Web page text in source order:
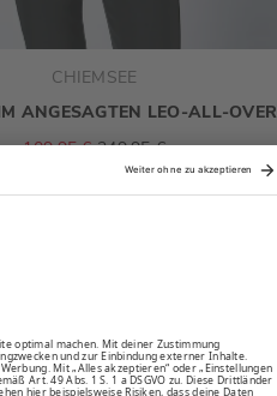
CHIEMSEE
ANGESAGTEN LEO-ALL-OVER
109,95 € 249,95 €